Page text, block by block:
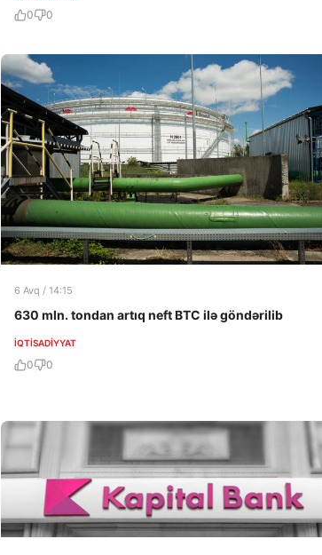
0 0
6 Avq / 14:15
630 mln. tondan artıq neft BTC ilə göndərilib
İQTISADIYYAT
0 0